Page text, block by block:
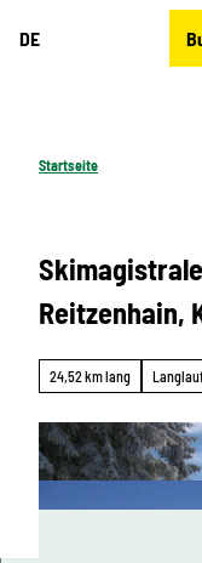
DE
Startseite
Reitzenhain,
24,52 km lang